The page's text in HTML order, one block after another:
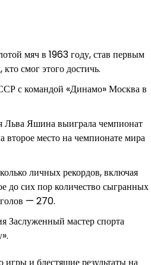
мяч в 1963 году, став первым
смог этого достичь.
с командой «Динамо» Москва в
Льва Яшина выиграла чемпионат
второе место на чемпионате мира
личных рекордов, включая
до сих пор количество сыгранных
— 270.
Заслуженный мастер спорта